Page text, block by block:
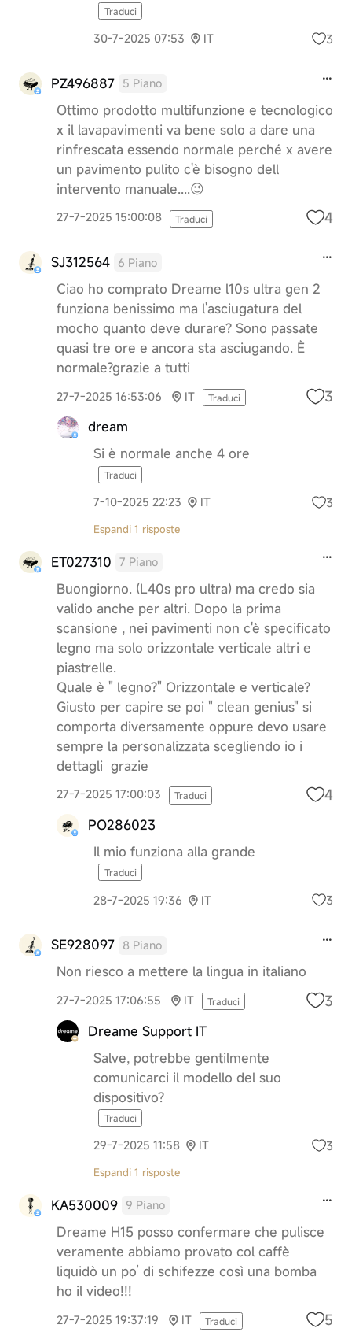
Traduci
30-7-2025 07:53 IT 3
PZ496887 5 Piano
Ottimo prodotto multifunzione e tecnologico
x il lavapavimenti va bene solo a dare una
rinfrescata essendo normale perché x avere
un pavimento pulito c'è bisogno dell
intervento manuale....😉
27-7-2025 15:00:08 Traduci 4
SJ312564 6 Piano
Ciao ho comprato Dreame l10s ultra gen 2
funziona benissimo ma l'asciugatura del
mocho quanto deve durare? Sono passate
quasi tre ore e ancora sta asciugando. È
normale?grazie a tutti
27-7-2025 16:53:06 IT Traduci 3
dream
Si è normale anche 4 ore
Traduci
7-10-2025 22:23 IT 3
Espandi 1 risposte
ET027310 7 Piano
Buongiorno. (L40s pro ultra) ma credo sia
valido anche per altri. Dopo la prima
scansione , nei pavimenti non c'è specificato
legno ma solo orizzontale verticale altri e
piastrelle.
Quale è " legno?" Orizzontale e verticale?
Giusto per capire se poi " clean genius" si
comporta diversamente oppure devo usare
sempre la personalizzata scegliendo io i
dettagli grazie
27-7-2025 17:00:03 Traduci 4
PO286023
Il mio funziona alla grande
Traduci
28-7-2025 19:36 IT 3
SE928097 8 Piano
Non riesco a mettere la lingua in italiano
27-7-2025 17:06:55 IT Traduci 3
Dreame Support IT
Salve, potrebbe gentilmente
comunicarci il modello del suo
dispositivo?
Traduci
29-7-2025 11:58 IT 3
Espandi 1 risposte
KA530009 9 Piano
Dreame H15 posso confermare che pulisce
veramente abbiamo provato col caffè
liquidò un po’ di schifezze così una bomba
ho il video!!!
27-7-2025 19:37:19 IT Traduci 5